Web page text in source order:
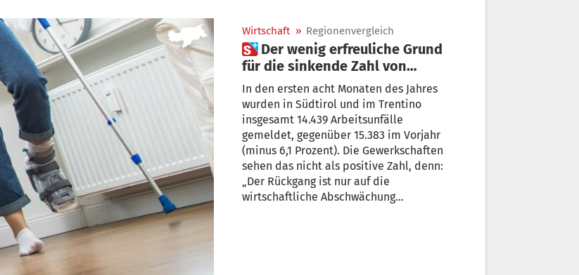
Wirtschaft » Regionenvergleich
 Der wenig erfreuliche Grund
für die sinkende Zahl von
Arbeitsunfällen
In den ersten acht Monaten des Jahres
wurden in Südtirol und im Trentino
insgesamt 14.439 Arbeitsunfälle
gemeldet, gegenüber 15.383 im Vorjahr
(minus 6,1 Prozent). Die Gewerkschaften
sehen das nicht als positive Zahl, denn:
„Der Rückgang ist nur auf die
wirtschaftliche Abschwächung